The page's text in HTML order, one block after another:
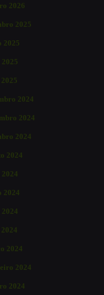
2026
2025
2025
2024
2024
2024
2024
2024
2024
2024
2024